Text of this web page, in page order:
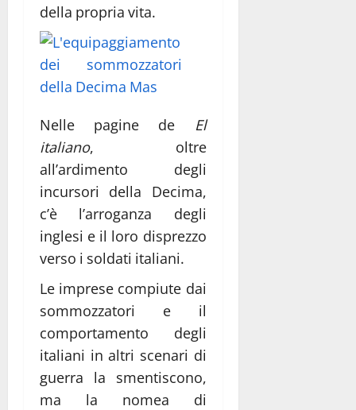
della propria vita.
Nelle pagine de
El
italiano, oltre
all’ardimento degli
incursori della Decima,
c’è l’arroganza degli
inglesi e il loro disprezzo
verso i soldati italiani.
Le imprese compiute dai
sommozzatori e il
comportamento degli
italiani in altri scenari di
guerra la smentiscono,
ma la nomea di